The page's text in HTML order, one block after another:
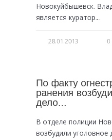
Новокуйбышевск.
является куратор...
28.01.2013 0
По факту
ранения
дело...
В отделе полиции
возбудили уголовное